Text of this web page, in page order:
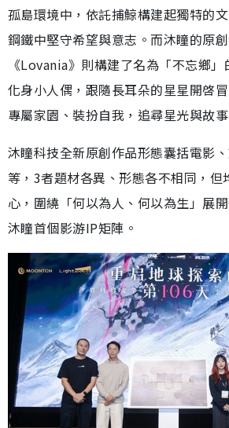
孤島環境中，依託捕鯨構建起獨特的
鋼鐵中堅守希望與意志。而沐瞳的原
《Lovania》則構建了名為「不忘鄉
化身小人偶，跟隨長耳朵的星星開啓
專屬家園、裝扮自我，追尋星光與故
沐瞳科技全新原創作品形態囊括電影
等，3者題材各異、形態各不相同，但
心，圍繞「何以為人、何以為生」展
沐瞳首個影游IP矩陣。